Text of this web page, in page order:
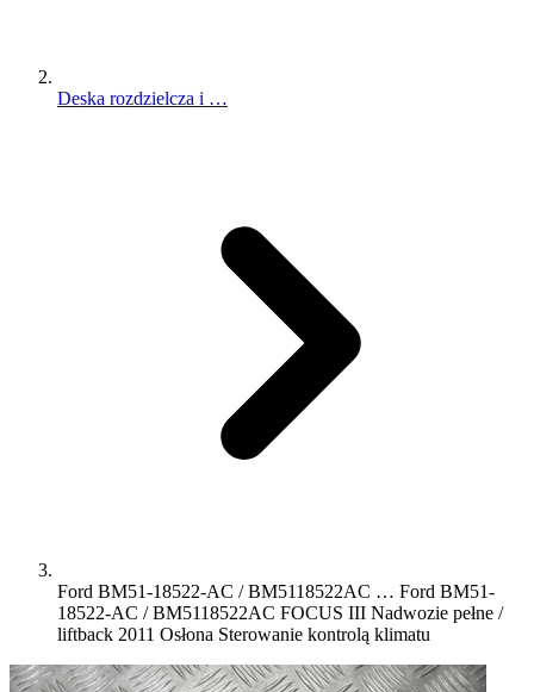
Deska rozdzielcza i …
Ford BM51-18522-AC / BM5118522AC … Ford BM51-
18522-AC / BM5118522AC FOCUS III Nadwozie pełne /
liftback 2011 Osłona Sterowanie kontrolą klimatu